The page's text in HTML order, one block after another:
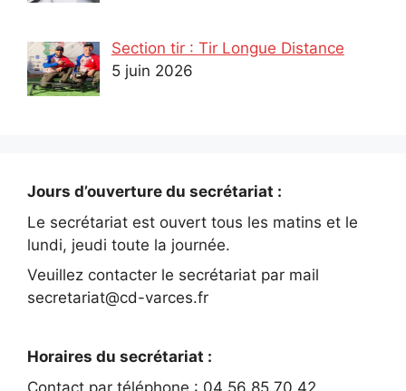
Section tir : Tir Longue Distance
5 juin 2026
Jours d’ouverture du secrétariat :
Le secrétariat est ouvert tous les matins et le
lundi, jeudi toute la journée.
Veuillez contacter le secrétariat par mail
secretariat@cd-varces.fr
Horaires du secrétariat :
Contact par téléphone : 04 56 85 70 42